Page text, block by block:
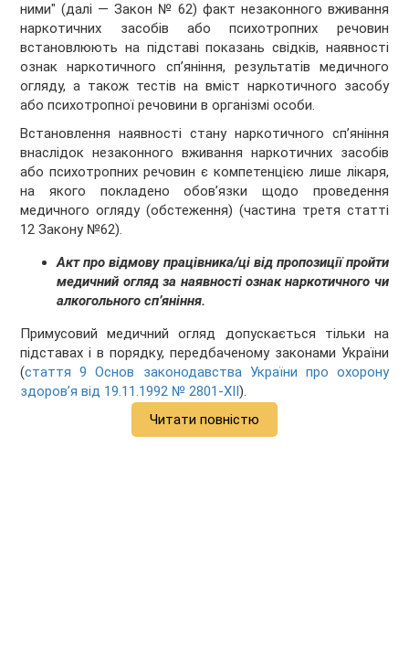
ними" (далі — Закон № 62) факт незаконного вживання
наркотичних засобів або психотропних речовин
встановлюють на підставі показань свідків, наявності
ознак наркотичного сп’яніння, результатів медичного
огляду, а також тестів на вміст наркотичного засобу
або психотропної речовини в організмі особи.
Встановлення наявності стану наркотичного сп’яніння
внаслідок незаконного вживання наркотичних засобів
або психотропних речовин є компетенцією лише лікаря,
на якого покладено обов’язки щодо проведення
медичного огляду (обстеження) (частина третя статті
12 Закону №62).
Акт про відмову працівника/ці від пропозиції пройти
медичний огляд за наявності ознак наркотичного чи
алкогольного сп’яніння.
Примусовий медичний огляд допускається тільки на
підставах і в порядку, передбаченому законами України
(стаття 9 Основ законодавства України про охорону
здоров’я від 19.11.1992 № 2801-XII).
Читати повністю